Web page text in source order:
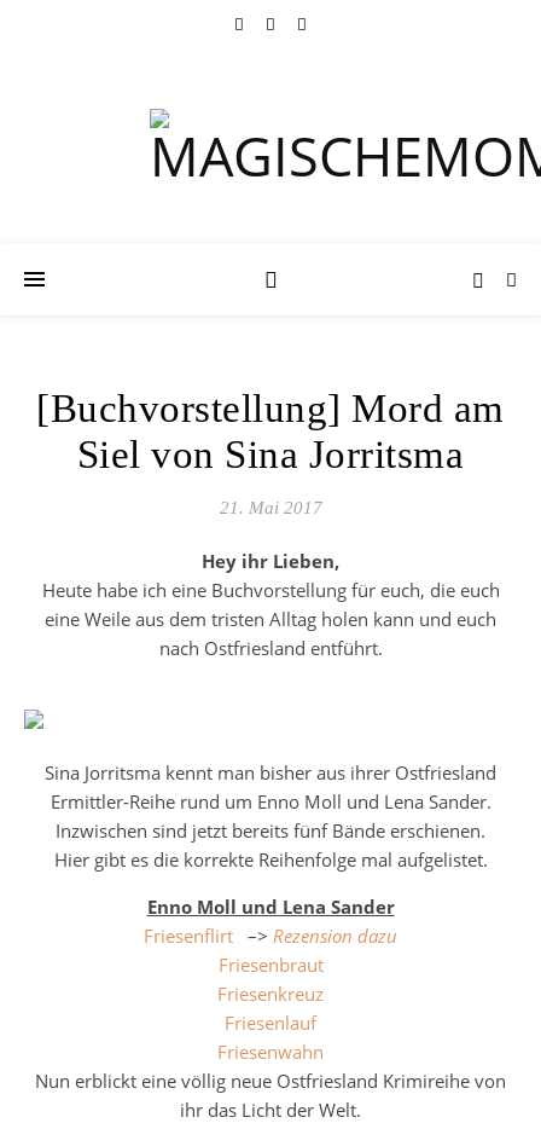
[Buchvorstellung] Mord am
Siel von Sina Jorritsma
21. Mai 2017
Hey ihr Lieben,
Heute habe ich eine Buchvorstellung für euch, die euch
eine Weile aus dem tristen Alltag holen kann und euch
nach Ostfriesland entführt.
Sina Jorritsma kennt man bisher aus ihrer Ostfriesland
Ermittler-Reihe rund um Enno Moll und Lena Sander.
Inzwischen sind jetzt bereits fünf Bände erschienen.
Hier gibt es die korrekte Reihenfolge mal aufgelistet.
Enno Moll und Lena Sander
Friesenflirt –> Rezension dazu
Friesenbraut
Friesenkreuz
Friesenlauf
Friesenwahn
Nun erblickt eine völlig neue Ostfriesland Krimireihe von
ihr das Licht der Welt.